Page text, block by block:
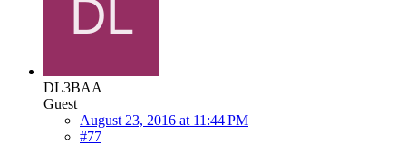
DL3BAA
Guest
August 23, 2016 at 11:44 PM
#77